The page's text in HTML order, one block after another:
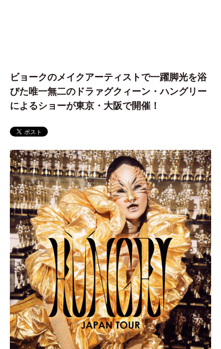
ビョークのメイクアーティストで一躍脚光を浴
びた唯一無二のドラァグクィーン・ハングリー
によるショーが東京・大阪で開催！